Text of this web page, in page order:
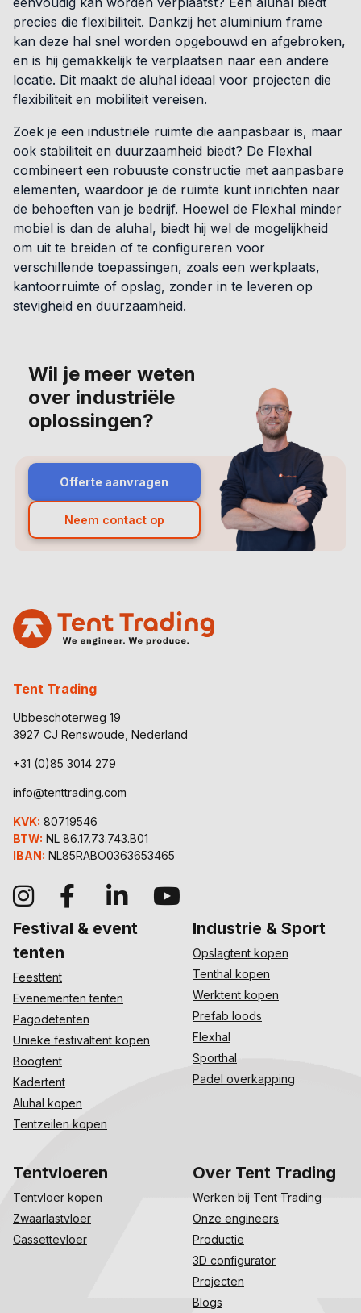
precies die flexibiliteit. Dankzij het aluminium frame
kan deze hal snel worden opgebouwd en afgebroken,
en is hij gemakkelijk te verplaatsen naar een andere
locatie. Dit maakt de aluhal ideaal voor projecten die
flexibiliteit en mobiliteit vereisen.
Zoek je een industriële ruimte die aanpasbaar is, maar
ook stabiliteit en duurzaamheid biedt? De Flexhal
combineert een robuuste constructie met aanpasbare
elementen, waardoor je de ruimte kunt inrichten naar
de behoeften van je bedrijf. Hoewel de Flexhal minder
mobiel is dan de aluhal, biedt hij wel de mogelijkheid
om uit te breiden of te configureren voor
verschillende toepassingen, zoals een werkplaats,
kantoorruimte of opslag, zonder in te leveren op
stevigheid en duurzaamheid.
Wil je meer weten
over industriële
oplossingen?
Offerte aanvragen
Neem contact op
Tent Trading
Ubbeschoterweg 19
3927 CJ Renswoude, Nederland
+31 (0)85 3014 279
info@tenttrading.com
KVK: 80719546
BTW: NL 86.17.73.743.B01
IBAN: NL85RABO0363653465
Festival & event
tenten
Feesttent
Evenementen tenten
Pagodetenten
Unieke festivaltent kopen
Boogtent
Kadertent
Aluhal kopen
Tentzeilen kopen
Industrie & Sport
Opslagtent kopen
Tenthal kopen
Werktent kopen
Prefab loods
Flexhal
Sporthal
Padel overkapping
Tentvloeren
Tentvloer kopen
Zwaarlastvloer
Cassettevloer
Over Tent Trading
Werken bij Tent Trading
Onze engineers
Productie
3D configurator
Projecten
Blogs